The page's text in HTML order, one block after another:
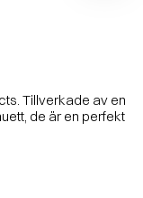
Tillverkade av en
de är en perfekt